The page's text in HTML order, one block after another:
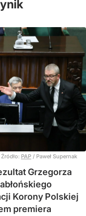
PAP / Paweł Supernak
Grzegorza
Korony Polskiej
premiera